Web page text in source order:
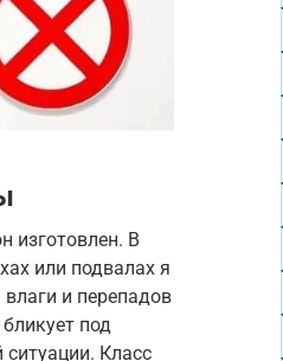
изготовлен. В
или подвалах я
и перепадов
под
Класс